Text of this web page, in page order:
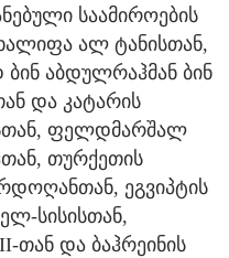
საამიროების
ხალიფა ალ ტანისთან,
ბინ აბდულრაჰმან ბინ
და კატარის
ფელდმარშალ
თურქეთის
ეგვიპტის
სისისთან,
თან და ბაჰრეინის